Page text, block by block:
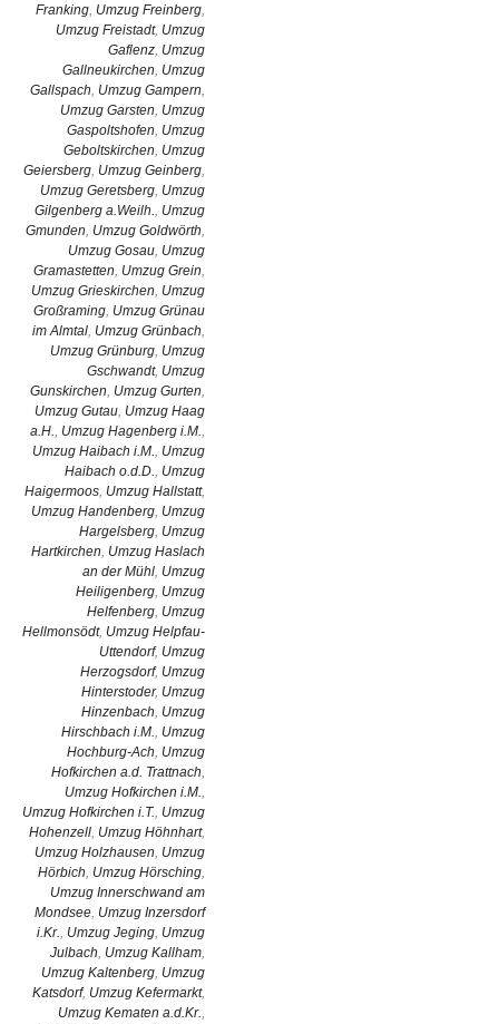
Franking, Umzug Freinberg,
Umzug Freistadt, Umzug
Gaflenz, Umzug
Gallneukirchen, Umzug
Gallspach, Umzug Gampern,
Umzug Garsten, Umzug
Gaspoltshofen, Umzug
Geboltskirchen, Umzug
Geiersberg, Umzug Geinberg,
Umzug Geretsberg, Umzug
Gilgenberg a.Weilh., Umzug
Gmunden, Umzug Goldwörth,
Umzug Gosau, Umzug
Gramastetten, Umzug Grein,
Umzug Grieskirchen, Umzug
Großraming, Umzug Grünau
im Almtal, Umzug Grünbach,
Umzug Grünburg, Umzug
Gschwandt, Umzug
Gunskirchen, Umzug Gurten,
Umzug Gutau, Umzug Haag
a.H., Umzug Hagenberg i.M.,
Umzug Haibach i.M., Umzug
Haibach o.d.D., Umzug
Haigermoos, Umzug Hallstatt,
Umzug Handenberg, Umzug
Hargelsberg, Umzug
Hartkirchen, Umzug Haslach
an der Mühl, Umzug
Heiligenberg, Umzug
Helfenberg, Umzug
Hellmonsödt, Umzug Helpfau-
Uttendorf, Umzug
Herzogsdorf, Umzug
Hinterstoder, Umzug
Hinzenbach, Umzug
Hirschbach i.M., Umzug
Hochburg-Ach, Umzug
Hofkirchen a.d. Trattnach,
Umzug Hofkirchen i.M.,
Umzug Hofkirchen i.T., Umzug
Hohenzell, Umzug Höhnhart,
Umzug Holzhausen, Umzug
Hörbich, Umzug Hörsching,
Umzug Innerschwand am
Mondsee, Umzug Inzersdorf
i.Kr., Umzug Jeging, Umzug
Julbach, Umzug Kallham,
Umzug Kaltenberg, Umzug
Katsdorf, Umzug Kefermarkt,
Umzug Kematen a.d.Kr.,